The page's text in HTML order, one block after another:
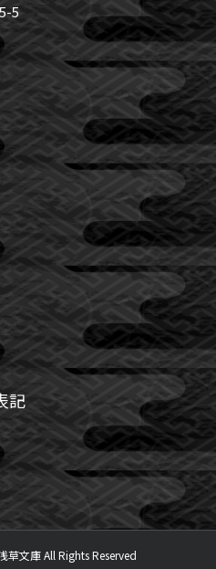
5
記
草文庫 All Rights Reserved